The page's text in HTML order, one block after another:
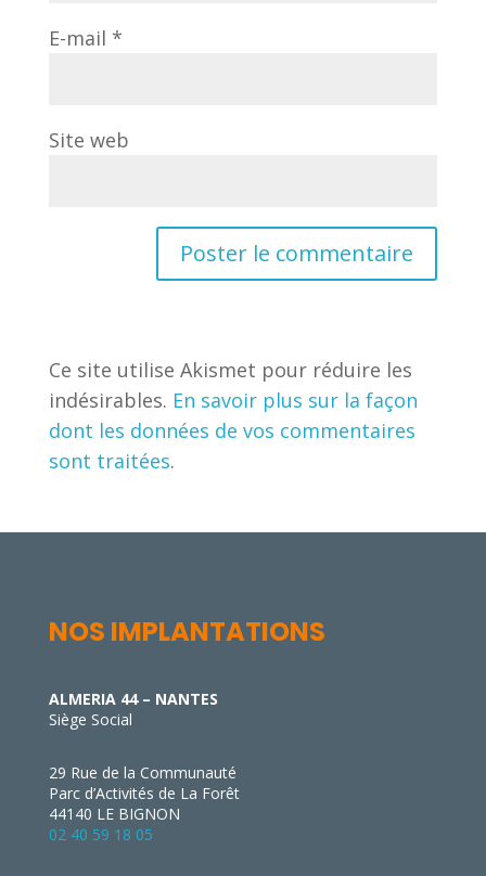
E-mail *
Site web
Ce site utilise Akismet pour réduire les
indésirables. En savoir plus sur la façon
dont les données de vos commentaires
sont traitées.
NOS IMPLANTATIONS
ALMERIA 44 – NANTES
Siège Social
29 Rue de la Communauté
Parc d’Activités de La Forêt
44140 LE BIGNON
02 40 59 18 05